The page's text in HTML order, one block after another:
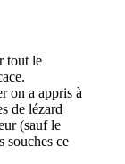
tout le
on a appris à
de lézard
(sauf le
souches ce